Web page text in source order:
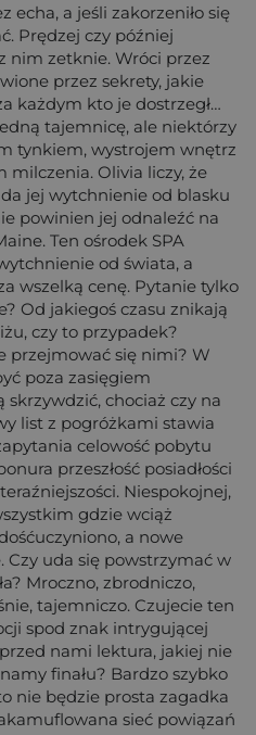
echa, a jeśli zakorzeniło się
Prędzej czy później
nim zetknie. Wróci przez
przez sekrety, jakie
każdym kto je dostrzegł…
tajemnicę, ale niektórzy
tynkiem, wystrojem wnętrz
Olivia liczy, że
jej wytchnienie od blasku
powinien jej odnaleźć na
Ten ośrodek SPA
od świata, a
wszelką cenę. Pytanie tylko
Od jakiegoś czasu znikają
czy to przypadek?
przejmować się nimi? W
poza zasięgiem
chociaż czy na
list z pogróżkami stawia
celowość pobytu
przeszłość posiadłości
Niespokojnej,
gdzie wciąż
a nowe
Czy uda się powstrzymać w
Mroczno, zbrodniczo,
tajemniczo. Czujecie ten
spod znak intrygującej
nami lektura, jakiej nie
finału? Bardzo szybko
nie będzie prosta zagadka
sieć powiązań